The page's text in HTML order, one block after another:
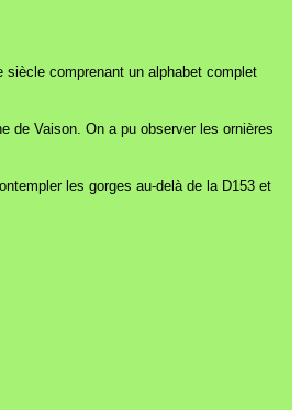
comprenant un alphabet complet
de Vaison. On a pu observer les ornières
les gorges au-delà de la D153 et